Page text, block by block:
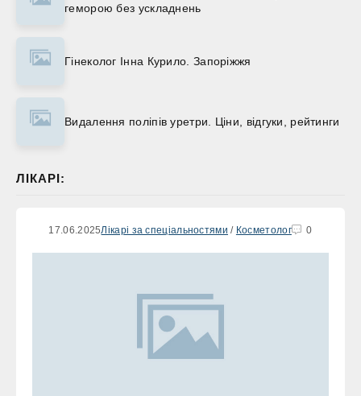
геморою без ускладнень
Гінеколог Інна Курило. Запоріжжя
Видалення поліпів уретри. Ціни, відгуки, рейтинги
ЛІКАРІ:
17.06.2025Лікарі за спеціальностями / Косметолог 0